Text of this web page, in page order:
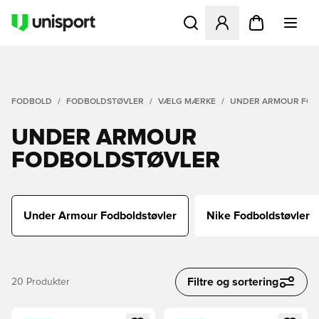
Åbner en Modal til at
FODBOLD FODBOLDSTØVLER VÆLG MÆRKE UNDER ARMOUR
UNDER ARMOUR
FODBOLDSTØVLER
Under Armour Fodboldstøvler Nike Fodboldstøvler
20 Produkter Filtre og sortering